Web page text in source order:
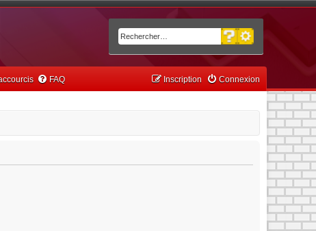
Rechercher
Recherche avancée
FAQ Connexion
Inscription